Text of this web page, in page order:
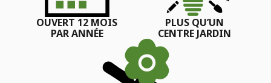
OUVERT 12 MOIS
PAR ANNÉE
PLUS QU’UN
CENTRE JARDIN